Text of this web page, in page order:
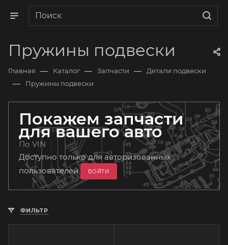
Пружины подвески
Главная — Каталог — Запчасти — Детали подвески
— Пружины подвески
Покажем запчасти
для вашего авто
По VIN
Доступно только для авторизованных
пользователей
ВОЙТИ
ФИЛЬТР